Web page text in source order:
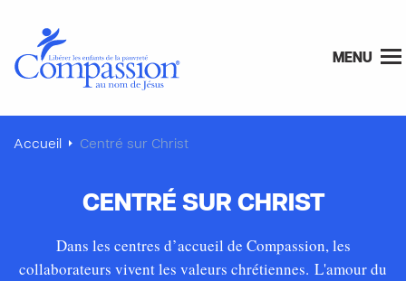
MENU
Accueil Centré sur Christ
CENTRÉ SUR CHRIST
Dans les centres d’accueil de Compassion, les
collaborateurs vivent les valeurs chrétiennes. L'amour du